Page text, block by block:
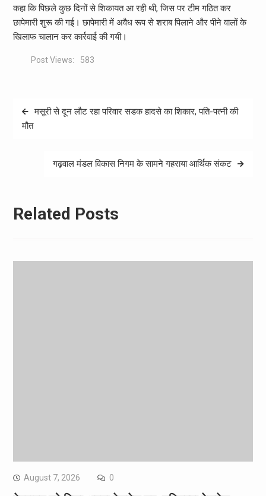
कहा कि पिछले कुछ दिनों से शिकायत आ रही थी, जिस पर टीम गठित कर
छापेमारी शुरू की गई। छापेमारी में अवैध रूप से शराब पिलाने और पीने वालों के
खिलाफ चालान कर कार्रवाई की गयी।
Post Views: 583
Post
navigation
मसूरी से दून लौट रहा परिवार सडक हादसे का शिकार, पति-पत्नी की
मौत
गढ़वाल मंडल विकास निगम के सामने गहराया आर्थिक संकट
Related Posts
August 7, 2026 0